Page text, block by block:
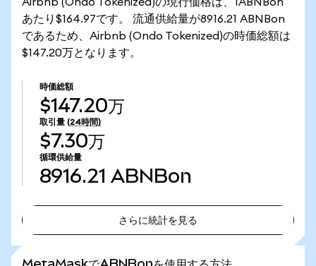
あたり$164.97です。 流通供給量が8916.21 ABNBon
であるため、Airbnb (Ondo Tokenized)の時価総額は
$147.20万となります。
時価総額
$147.20万
取引量 (24時間)
$7.30万
循環供給量
8916.21 ABNBon
さらに統計を見る